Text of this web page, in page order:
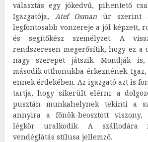
választás egy jókedvű, pihentető
Igazgatója, Atef Osmanúr szerint
legfontosabb vonzereje a jól képzett,
és segítőkész személyzet. A
rendszeresen megerősítik, hogy ez a
nagy szerepet játszik. Mondják
második otthonukba érkeznének. Igaz,
ennek érdekében. Az igazgató azt is
tartja, hogy sikerült elérni: a
pusztán munkahelynek tekinti a
annyira a főnök-beosztott viszony,
légkör uralkodik. A szállodára
vendéglátás stílusa jellemző.